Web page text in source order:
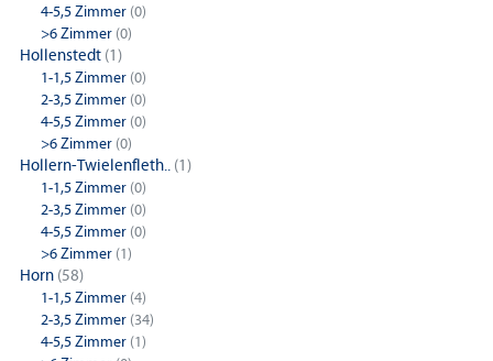
4-5,5 Zimmer (0)
>6 Zimmer (0)
Hollenstedt (1)
1-1,5 Zimmer (0)
2-3,5 Zimmer (0)
4-5,5 Zimmer (0)
>6 Zimmer (0)
Hollern-Twielenfleth.. (1)
1-1,5 Zimmer (0)
2-3,5 Zimmer (0)
4-5,5 Zimmer (0)
>6 Zimmer (1)
Horn (58)
1-1,5 Zimmer (4)
2-3,5 Zimmer (34)
4-5,5 Zimmer (1)